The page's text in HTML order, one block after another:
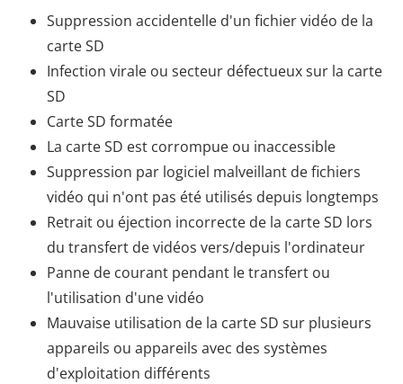
Suppression accidentelle d'un fichier vidéo de la
carte SD
Infection virale ou secteur défectueux sur la carte
SD
Carte SD formatée
La carte SD est corrompue ou inaccessible
Suppression par logiciel malveillant de fichiers
vidéo qui n'ont pas été utilisés depuis longtemps
Retrait ou éjection incorrecte de la carte SD lors
du transfert de vidéos vers/depuis l'ordinateur
Panne de courant pendant le transfert ou
l'utilisation d'une vidéo
Mauvaise utilisation de la carte SD sur plusieurs
appareils ou appareils avec des systèmes
d'exploitation différents